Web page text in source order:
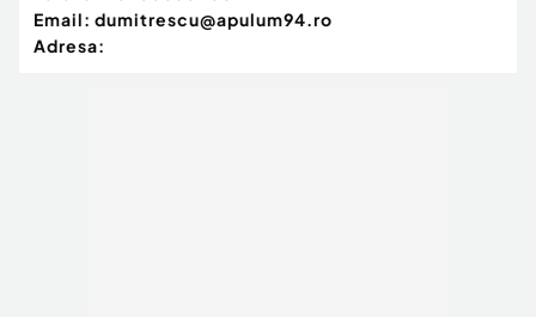
Email: dumitrescu@apulum94.ro
Adresa: